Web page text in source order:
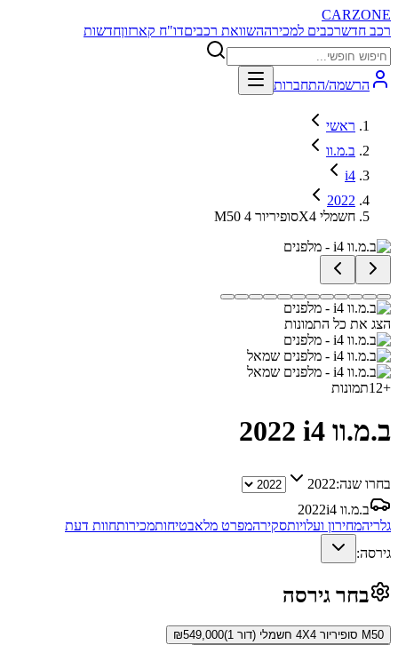
CARZONE
רכב חדשרכבים למכירההשוואת רכביםדו"ח קארזוןחדשות
הרשמה/התחברות
ראשי
ב.מ.וו
i4
2022
M50 סופיריור 4X4 חשמלי
הצג את כל התמונות
+
12תמונות
ב.מ.וו i4 2022
בחרו שנה:2022
ב.מ.וו i4
2022
גלריהמחירון ועלויותסקירהמפרט מלאבטיחותמכירותחוות דעת
גירסה:
בחר גירסה
M50 סופיריור 4X4 חשמלי (דור 1) ₪549,000